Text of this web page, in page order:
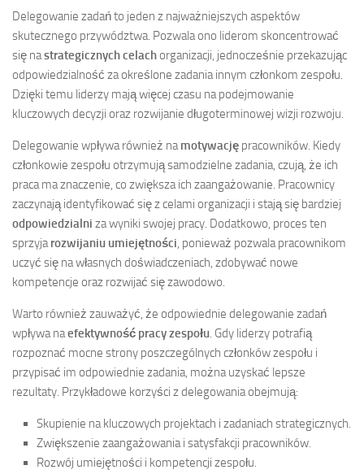
Delegowanie zadań to jeden z najważniejszych aspektów
skutecznego przywództwa. Pozwala ono liderom skoncentrować
się nastrategicznych celachorganizacji, jednocześnie przekazując
odpowiedzialność za określone zadania innym członkom zespołu.
Dzięki temu liderzy mają więcej czasu na podejmowanie
kluczowych decyzji oraz rozwijanie długoterminowej wizji rozwoju.
Delegowanie wpływa również namotywację pracowników. Kiedy
członkowie zespołu otrzymują samodzielne zadania, czują, że ich
praca ma znaczenie, co zwiększa ich zaangażowanie. Pracownicy
zaczynają identyfikować się z celami organizacji i stają się bardziej
odpowiedzialni za wyniki swojej pracy. Dodatkowo, proces ten
sprzyjarozwijaniu umiejętności, ponieważ pozwala pracownikom
uczyć się na własnych doświadczeniach, zdobywać nowe
kompetencje oraz rozwijać się zawodowo.
Warto również zauważyć, że odpowiednie delegowanie zadań
wpływa naefektywność pracy zespołu. Gdy liderzy potrafią
rozpoznać mocne strony poszczególnych członków zespołu i
przypisać im odpowiednie zadania, można uzyskać lepsze
rezultaty. Przykładowe korzyści z delegowania obejmują:
Skupienie na kluczowych projektach i zadaniach strategicznych.
Zwiększenie zaangażowania i satysfakcji pracowników.
Rozwój umiejętności i kompetencji zespołu.